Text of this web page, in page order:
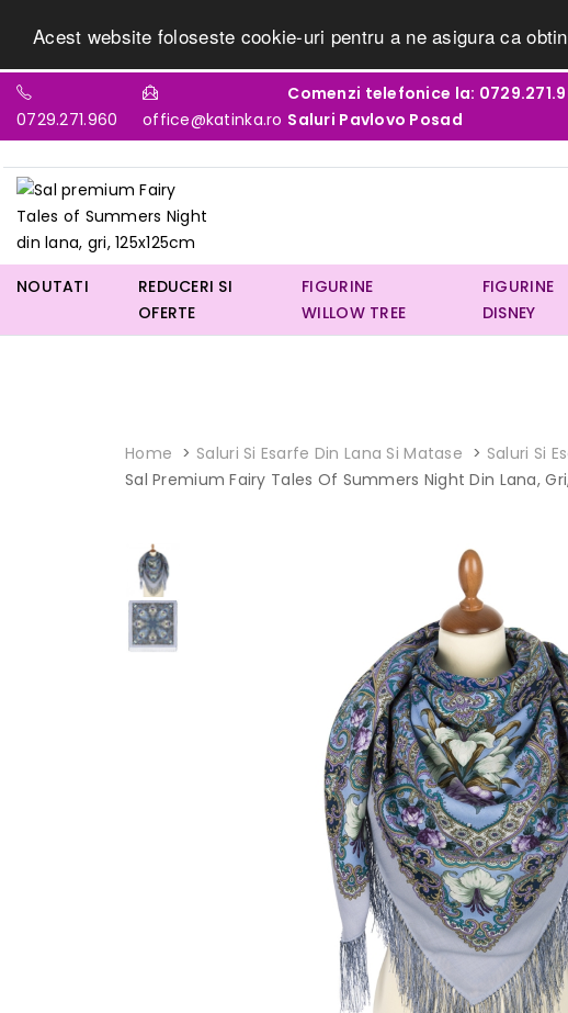
Acest website foloseste cookie-uri pentru a ne asigura ca
0729.271.960 office@katinka.ro
Comenzi telefonice la:
Saluri Pavlovo Posad
NOUTATI
REDUCERI SI
OFERTE
FIGURINE
WILLOW TREE
FIGURINE
DISNEY
Home Saluri Si Esarfe Din Lana Si Matase Saluri Si
Sal Premium Fairy Tales Of Summers Night Din Lana,